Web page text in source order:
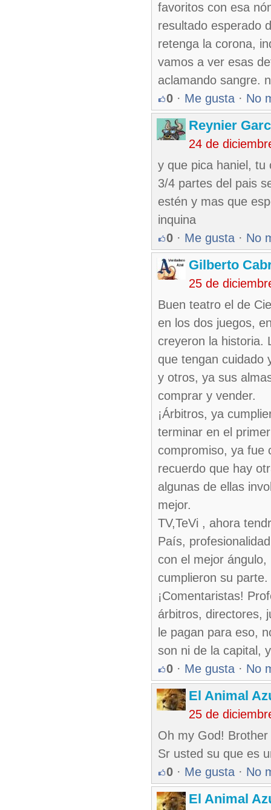
favoritos con esa
resultado esperado
retenga la corona,
vamos a ver esas
aclamando sangre.
0 · Me gusta · No
Reynier
24 de
y que pica haniel, tu
3/4 partes del pais
estén y mas que
inquina
0 · Me gusta · No
Gilberto
25 de
Buen teatro el de
en los dos juegos,
creyeron la historia.
que tengan cuidado
y otros, ya sus
comprar y vender.
¡Árbitros, ya
terminar en el
compromiso, ya fue
recuerdo que hay
algunas de ellas
mejor.
TV,TeVi , ahora
País,
con el mejor
cumplieron su parte.
¡Comentaristas!
árbitros, directores,
le pagan para eso,
son ni de la capital,
0 · Me gusta · No
El Animal
25 de
Oh my God!
Sr usted su que es
0 · Me gusta · No
El Animal